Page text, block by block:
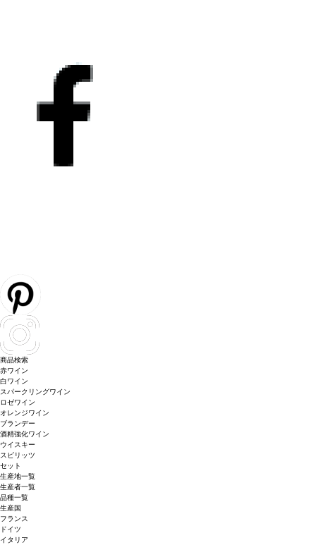
商品検索
赤ワイン
白ワイン
スパークリングワイン
ロゼワイン
オレンジワイン
ブランデー
酒精強化ワイン
ウイスキー
スピリッツ
セット
生産地一覧
生産者一覧
品種一覧
生産国
フランス
ドイツ
イタリア